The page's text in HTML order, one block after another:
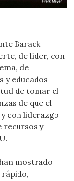
Barack
de líder, con
de
y educados
de tomar el
de que el
con liderazgo
recursos y
mostrado
rápido,